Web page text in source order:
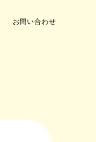
お問い合わせ